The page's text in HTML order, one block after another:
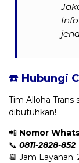
☎️ Hubungi
Tim Alloha
dibutuhkan!
📲 Nomor
📞 0811-2828-852
📆 Jam Layanan: